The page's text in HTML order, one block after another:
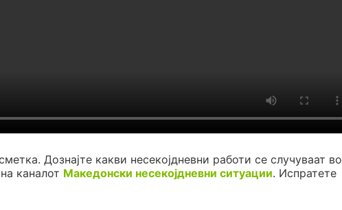
Дознајте какви несекојдневни работи се случуваат во
каналот Македонски несекојдневни ситуации. Испратете